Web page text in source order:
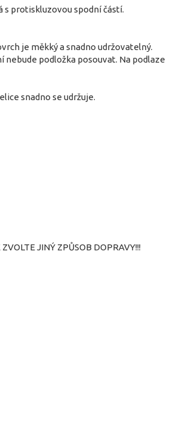
s protiskluzovou spodní částí.
je měkký a snadno udržovatelný.
podložka posouvat. Na podlaze
snadno se udržuje.
JINÝ ZPŮSOB DOPRAVY!!!